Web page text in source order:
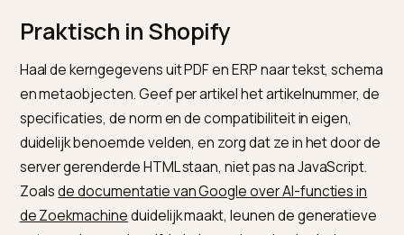
Zoalsde documentatie van Google over
gestructureerde productdatabenadrukt, ontsluiten
meer geldige eigenschappen meer
en moeten de schemawaarden overeenkomen met
zichtbare pagina.Het Product-type van schema.org
biedt met sku , mpn en additionalProperty
de velden om technische artikelen eenduidig te